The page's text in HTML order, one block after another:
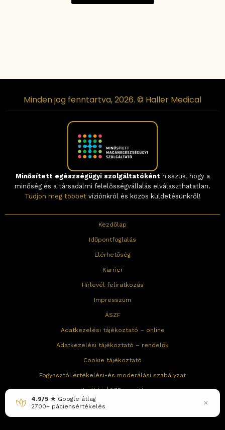
Minden jog fenntartva, 2026. © Haller Medical
Minősített egészségügyi szolgáltatóként hisszük, hogy a
minőség és a társadalmi felelősségvállalás elválaszthatatlan.
Tudjon meg többetvíziónkról és közös küldetésünkről!
Kezdőlap
Időpontfoglalás
Elérhetőség
Karrier
Hírlevél feliratkozás
Impresszum
ÁSZF
Adatkezelési tájékoztató – online
Adatkezelési tájékoztató – rendelők
Cookie tájékoztató
Fogyasztói értékelési-és moderálási szabályzat
Korábbi ÁSZF verziók
Gyakran ismételt kérdések